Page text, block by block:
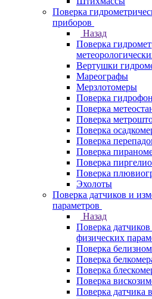
Поверка
приборов
Назад
Поверка
Вертушки
Мареографы
Мерзлотомеры
Поверка
Поверка
Поверка
Поверка
Поверка
Поверка
Поверка
Поверка
Эхолоты
Поверка датчиков и
параметров
Назад
Поверка
физических
Поверка
Поверка
Поверка
Поверка
Поверка датчика